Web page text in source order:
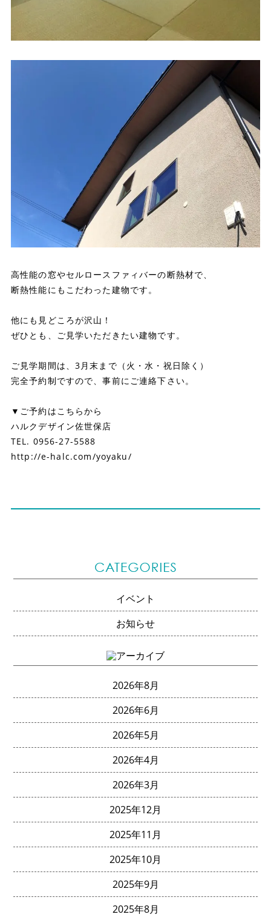
高性能の窓やセルロースファィバーの断熱材で、
断熱性能にもこだわった建物です。
他にも見どころが沢山！
ぜひとも、ご見学いただきたい建物です。
ご見学期間は、3月末まで（火・水・祝日除く）
完全予約制ですので、事前にご連絡下さい。
▼ご予約はこちらから
ハルクデザイン佐世保店
TEL. 0956-27-5588
http://e-halc.com/yoyaku/
イベント
お知らせ
2026年8月
2026年6月
2026年5月
2026年4月
2026年3月
2025年12月
2025年11月
2025年10月
2025年9月
2025年8月